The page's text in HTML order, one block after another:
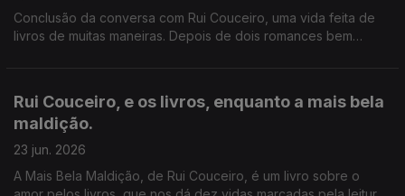
Conclusão da conversa com Rui Couceiro, uma vida feita de
livros de muitas maneiras. Depois de dois romances bem
país. Começa hoje, no Porto.
Rui Couceiro, e os livros, enquanto a mais bela
maldição.
23 jun. 2026
A Mais Bela Maldição, de Rui Couceiro, é um livro sobre o